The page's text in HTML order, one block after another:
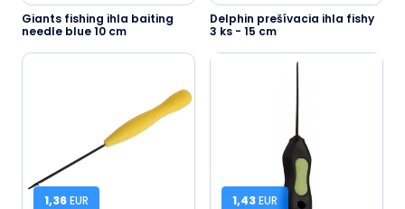
Giants fishing ihla baiting
needle blue 10 cm
Delphin prešívacia ihla fishy
3 ks - 15 cm
1,36EUR 1,43EUR